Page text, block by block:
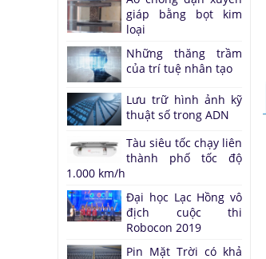
Những thăng trầm
của trí tuệ nhân tạo
Lưu trữ hình ảnh kỹ
thuật số trong ADN
Tàu siêu tốc chạy liên
thành phố tốc độ
Đại học Lạc Hồng vô
Robocon 2019
Pin Mặt Trời có khả
năng tái tạo ánh
sáng